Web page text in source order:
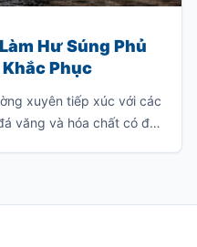
Hư Súng Phủ
Khắc Phục
xuyên tiếp xúc với các
văng và hóa chất có độ